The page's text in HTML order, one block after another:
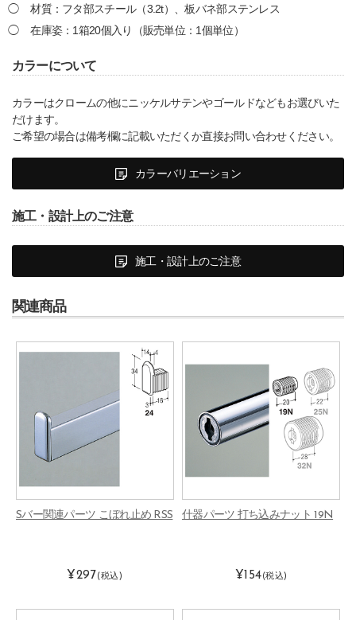
材質：フタ部スチール（3.2t）、板バネ部ステンレス
在庫姿：1箱20個入り（販売単位：1個単位）
カラーについて
カラーはクロームの他にニッケルサテンやゴールドなどもお選びいた
だけます。
ご希望の場合は備考欄に記載いただくか直接お問い合わせください。
カラーバリエーション
施工・設計上のご注意
施工・設計上のご注意
関連商品
Sバー関連パーツ こぼれ止め RSS
¥297 (税込)
什器パーツ 打ち込みナット 19N
¥154(税込)